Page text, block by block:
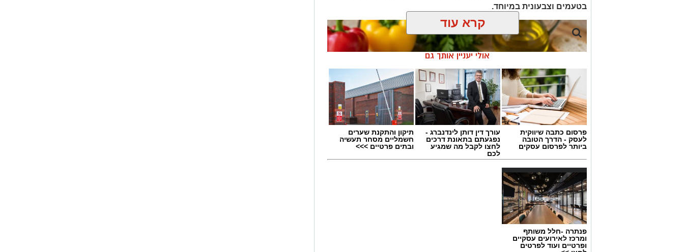
בטעמים וצבעונית במיוחד.
ai
מצרכים (ל-2 מנות)
קרא עוד
אולי יעניין אותך גם
פרסום כתבה שיווקית
לעסק - הדרך הטובה
ביותר לפרסום עסקים
עורך דין דותן לינדנברג -
נפגעתם בתאונת דרכים
לחצו לקבל מה שמגיע
לכם
תיקון והתקנת שערים
חשמליים מסחר תעשיה
ובתים פרטיים >>>
פנתרה -חלל משותף
ומרכז לאירועים עסקיים
ופרטיים ועוד לפרטים